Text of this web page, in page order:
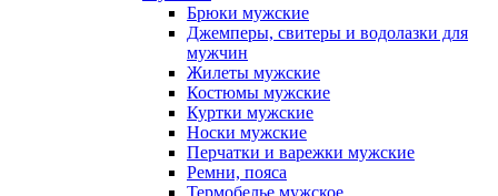
Брюки мужские
Джемперы, свитеры и водолазки для
мужчин
Жилеты мужские
Костюмы мужские
Куртки мужские
Носки мужские
Перчатки и варежки мужские
Ремни, пояса
Термобелье мужское